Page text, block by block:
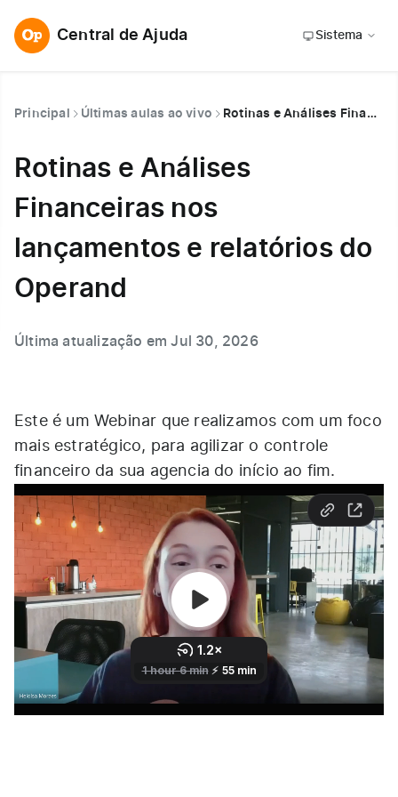
Central de Ajuda Sistema
Principal Últimas aulas ao vivo Rotinas e Análises Financeiras nos lançamentos e relatórios do Operand
Rotinas e Análises
Financeiras nos
lançamentos e relatórios do
Operand
Última atualização em Jul 30, 2026
Este é um Webinar que realizamos com um foco
mais estratégico, para agilizar o controle
financeiro da sua agencia do início ao fim.